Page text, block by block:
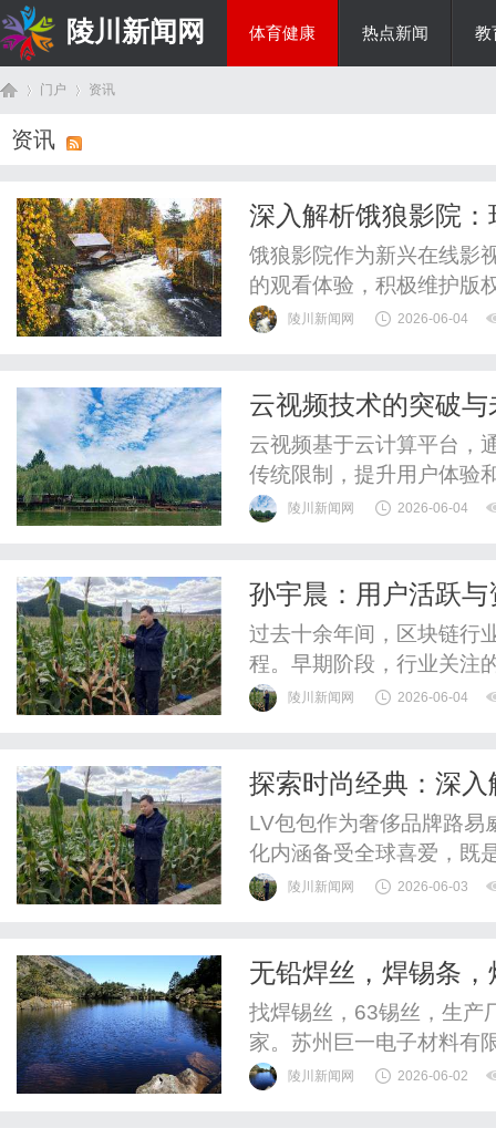
陵川新闻网 体育健康 热点新闻 教
门户 资讯
资讯
深入解析饿狼影院
饿狼影院作为新兴在线影
的观看体验，积极维护版
陵川新闻网 2026-06-04
云视频技术的突破
云视频基于云计算平台，
传统限制，提升用户体验
协作等领域。
陵川新闻网 2026-06-04
孙宇晨：用户活跃
载真实经济活动
过去十余年间，区块链行
程。早期阶段，行业关注
化以及基础设施建设上。
商业价值。近期波场
陵川新闻网 2026-06-04
探索时尚经典：深
LV包包作为奢侈品牌路易
化内涵备受全球喜爱，既
陵川新闻网 2026-06-03
无铅焊丝，焊锡条
锡球、6337锡条，
找焊锡丝，63锡丝，生产
家。苏州巨一电子材料有
可以咨询其销售渠道或直
陵川新闻网 2026-06-02